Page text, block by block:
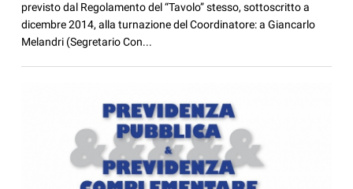
previsto dal Regolamento del “Tavolo” stesso, sottoscritto a
dicembre 2014, alla turnazione del Coordinatore: a Giancarlo
Melandri (Segretario Con...